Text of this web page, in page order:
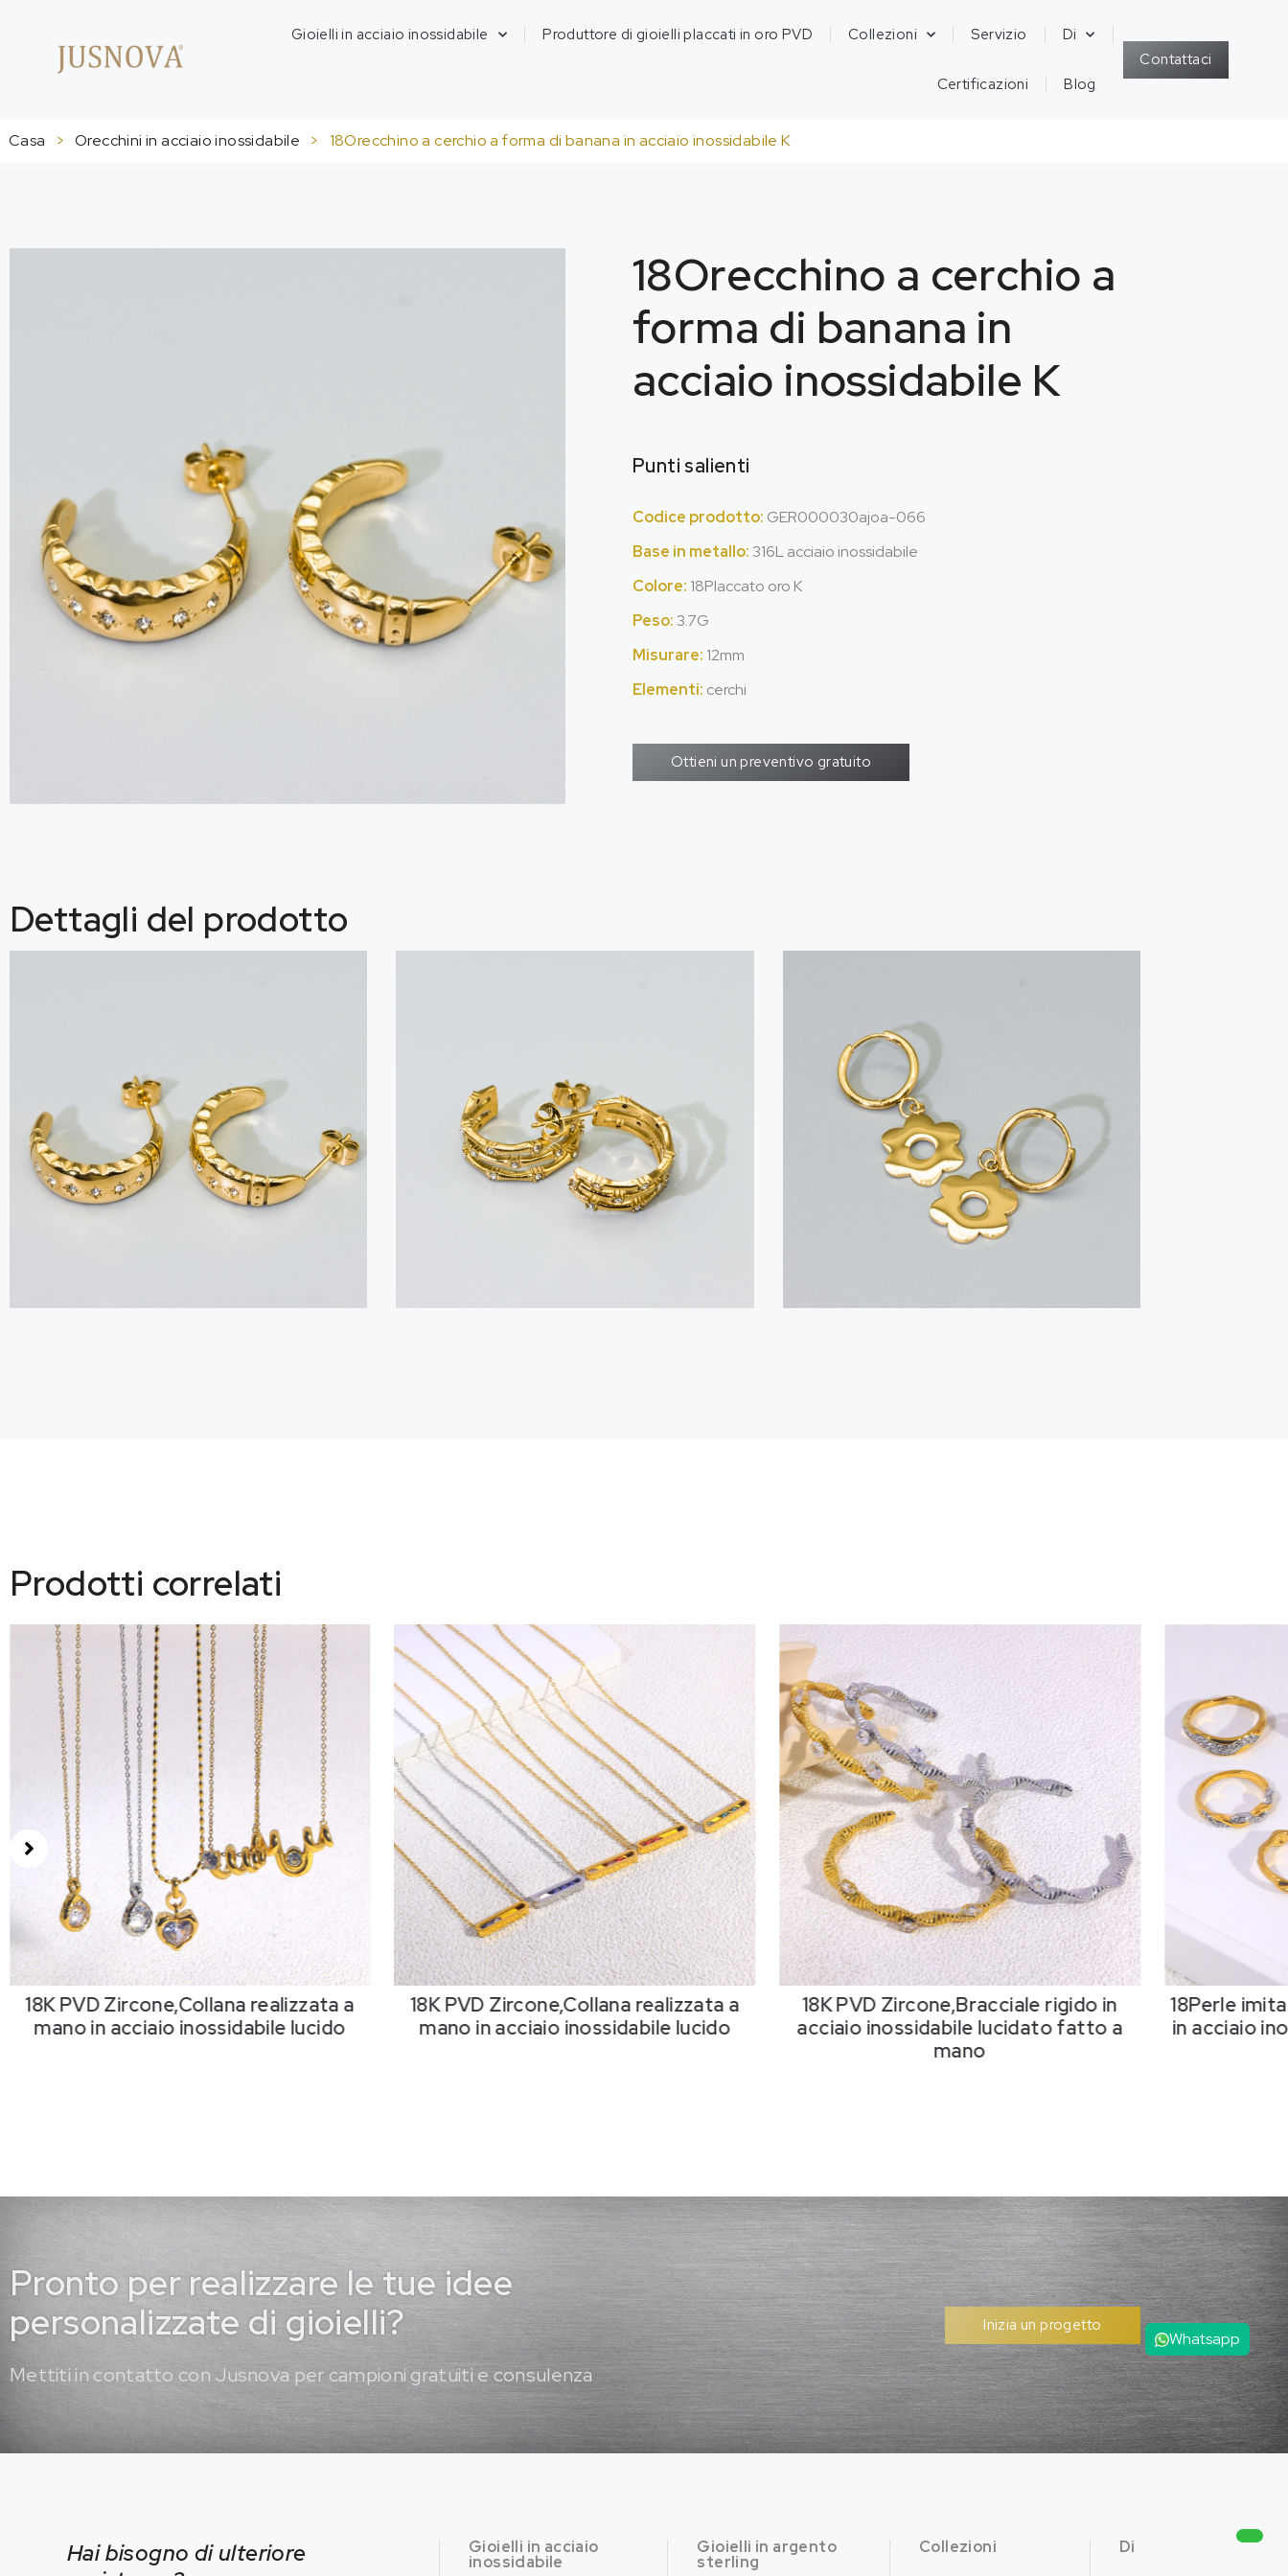
Gioielli in acciaio inossidabile Produttore di gioielli placcati in oro PVD Collezioni Servizio Di
Certificazioni Blog
Contattaci
Casa > Orecchini in acciaio inossidabile > 18Orecchino a cerchio a forma di banana in acciaio inossidabile K
18Orecchino a cerchio a
forma di banana in
acciaio inossidabile K
Punti salienti
Codice prodotto: GER000030ajoa-066
Base in metallo: 316L acciaio inossidabile
Colore: 18Placcato oro K
Peso: 3.7G
Misurare: 12mm
Elementi: cerchi
Ottieni un preventivo gratuito
Dettagli del prodotto
Prodotti correlati
18K PVD Zircone,Collana realizzata a
mano in acciaio inossidabile lucido
18K PVD Zircone,Collana realizzata a
mano in acciaio inossidabile lucido
18K PVD Zircone,Bracciale rigido in
acciaio inossidabile lucidato fatto a
mano
18Perle
in acciaio
Pronto per realizzare le tue idee
personalizzate di gioielli?
Mettiti in contatto con Jusnova per campioni gratuiti e consulenza
Inizia un progetto
Hai bisogno di ulteriore
Gioielli in acciaio
inossidabile
Gioielli in argento
sterling
Collezioni Di
Whatsapp